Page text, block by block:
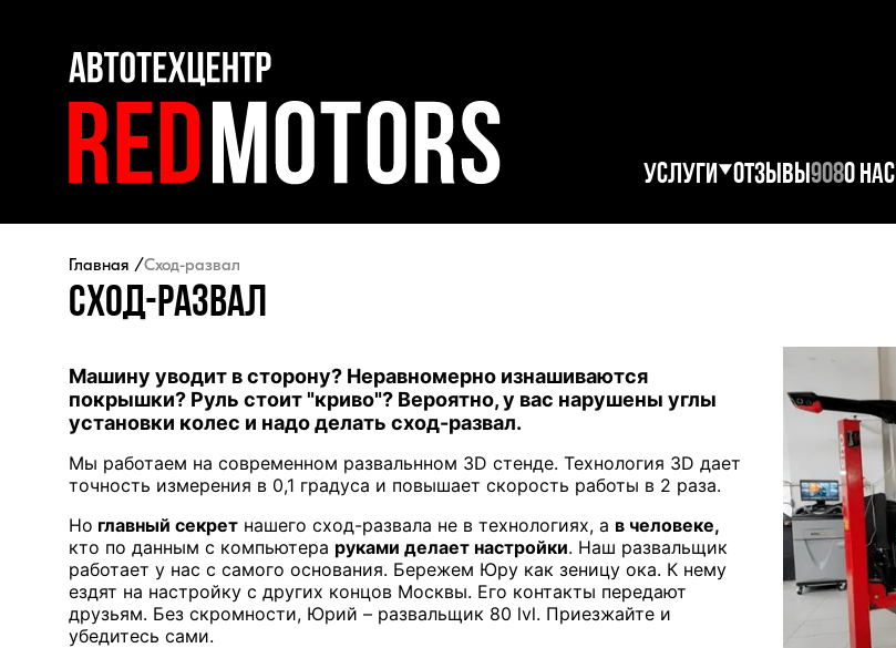
УСЛУГИ ОТЗЫВЫ908О НАС
Главная Сход-развал
Сход-развал
Машину уводит в сторону? Неравномерно изнашиваются
покрышки? Руль стоит "криво"? Вероятно, у вас нарушены углы
установки колес и надо делать сход-развал.
Мы работаем на современном развальнном 3D стенде. Технология 3D дает
точность измерения в 0,1 градуса и повышает скорость работы в 2 раза.
Но главный секрет нашего сход-развала не в технологиях, а в человеке,
кто по данным с компьютера руками делает настройки. Наш развальщик
работает у нас с самого основания. Бережем Юру как зеницу ока. К нему
ездят на настройку с других концов Москвы. Его контакты передают
друзьям. Без скромности, Юрий – развальщик 80 lvl. Приезжайте и
убедитесь сами.